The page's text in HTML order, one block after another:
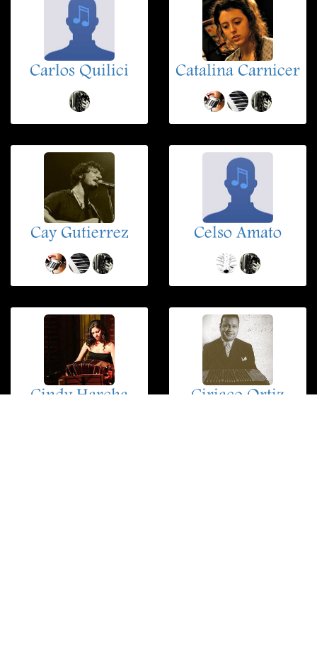
Carlos Quilici Catalina Carnicer
Cay Gutierrez Celso Amato
Cindy Harcha Ciriaco Ortiz